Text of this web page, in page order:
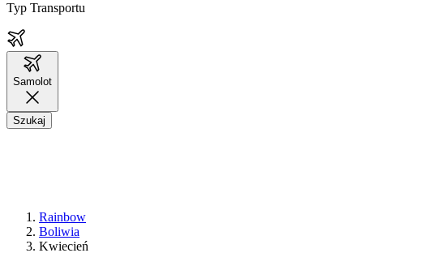
Typ Transportu
Samolot
Szukaj
Rainbow
Boliwia
Kwiecień